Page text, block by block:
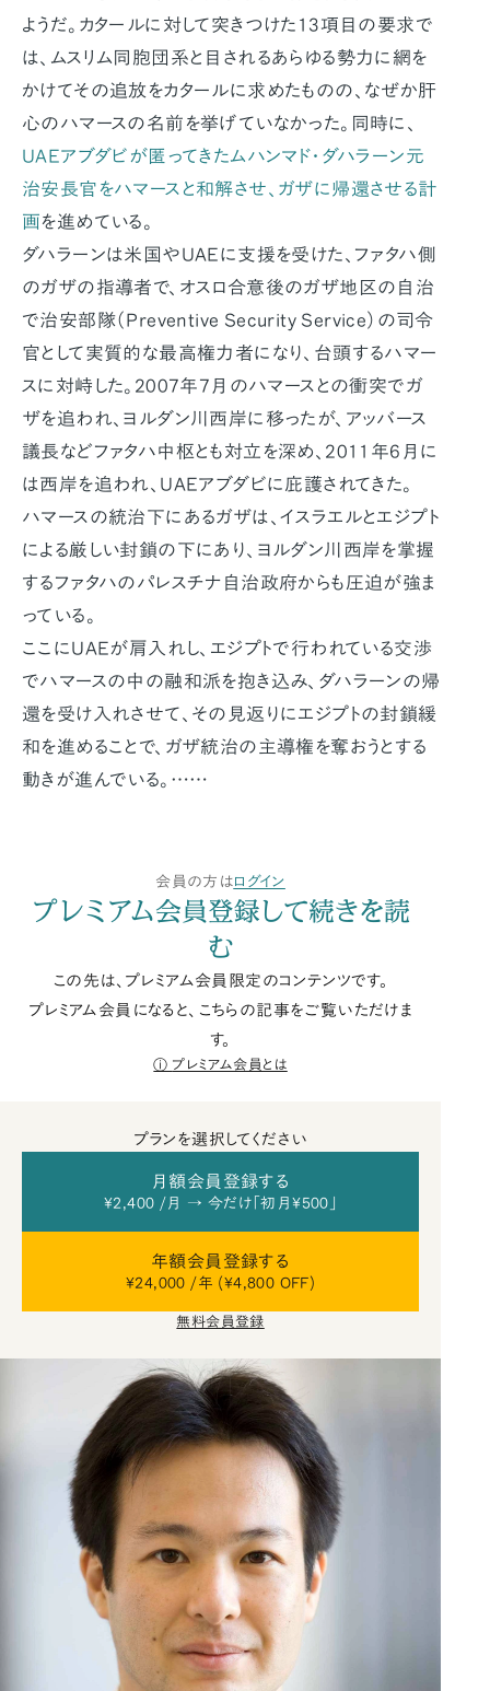
ようだ。カタールに対して突きつけた13項目の要求で
は、ムスリム同胞団系と目されるあらゆる勢力に網を
かけてその追放をカタールに求めたものの、なぜか肝
心のハマースの名前を挙げていなかった。同時に、
UAEアブダビが匿ってきたムハンマド・ダハラーン元
治安長官をハマースと和解させ、ガザに帰還させる計
画を進めている。
ダハラーンは米国やUAEに支援を受けた、ファタハ側
のガザの指導者で、オスロ合意後のガザ地区の自治
で治安部隊（Preventive Security Service）の司令
官として実質的な最高権力者になり、台頭するハマー
スに対峙した。2007年7月のハマースとの衝突でガ
ザを追われ、ヨルダン川西岸に移ったが、アッバース
議長などファタハ中枢とも対立を深め、2011年6月に
は西岸を追われ、UAEアブダビに庇護されてきた。
ハマースの統治下にあるガザは、イスラエルとエジプト
による厳しい封鎖の下にあり、ヨルダン川西岸を掌握
するファタハのパレスチナ自治政府からも圧迫が強ま
っている。
ここにUAEが肩入れし、エジプトで行われている交渉
でハマースの中の融和派を抱き込み、ダハラーンの帰
還を受け入れさせて、その見返りにエジプトの封鎖緩
和を進めることで、ガザ統治の主導権を奪おうとする
動きが進んでいる。……
会員の方はログイン
プレミアム会員登録して続きを読
む
この先は、プレミアム会員限定のコンテンツです。
プレミアム会員になると、こちらの記事をご覧いただけま
す。
プレミアム会員とは
プランを選択してください
月額会員登録する
¥2,400 /月 → 今だけ「初月¥500」
年額会員登録する
¥24,000 /年 (¥4,800 OFF)
無料会員登録